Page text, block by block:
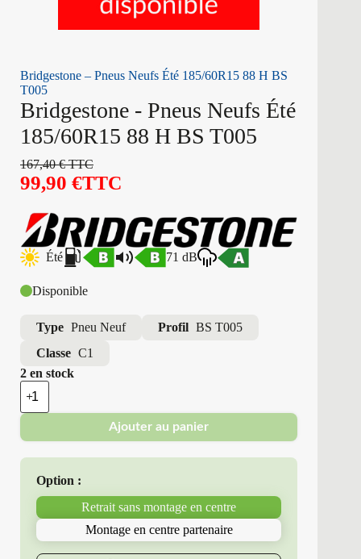
Bridgestone – Pneus Neufs Été 185/60R15 88 H BS
T005
Bridgestone - Pneus Neufs Été
185/60R15 88 H BS T005
167,40€TTC
99,90 €TTC
Été 71 dB
Disponible
Type Pneu Neuf Profil BS T005
Classe C1
2 en stock
quantité
de
Bridgestone
Pneus
Neufs
185/60R15
T005
Ajouter au panier
Option :
Retrait sans montage en centre
Montage en centre partenaire